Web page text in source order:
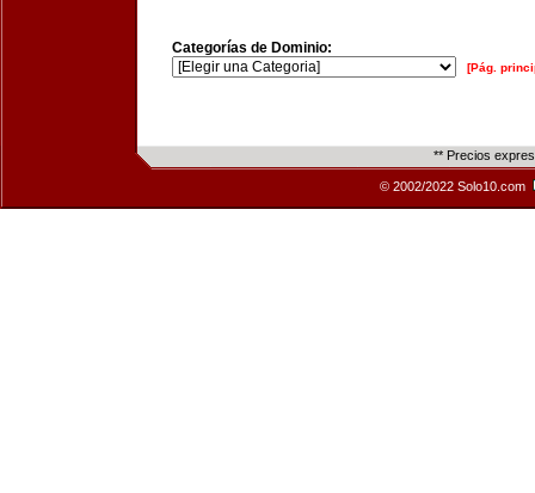
Categorías de Dominio:
[Pág.
** Precios
© 2002/2022 Solo10.com